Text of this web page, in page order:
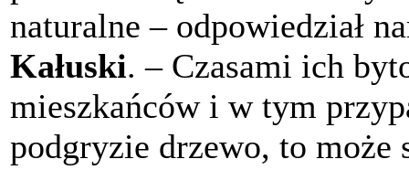
naturalne – odpowiedział
Kałuski. – Czasami ich
mieszkańców i w tym
podgryzie drzewo, to